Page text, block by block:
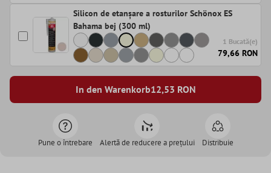
Silicon de etanșare a rosturilor Schönox ES
Bahama bej (300 ml)
1 Bucată(e)
79,66 RON
In den Warenkorb12,53 RON
Pune o întrebare Alertă de reducere a prețului Distribuie